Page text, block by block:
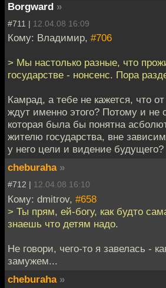
Borgward »
#711 | 12.04.08 16:09
Кому: Владимир, #706
> Мы настолько разные, что
государстве - нонсенс. Пора
Камрад, а тебе не кажется, что
ждут именно этого? Потому и не
которая была бы понятна
жителю государства, вне
у него цели и видение будущего?
cheburaha »
#712 | 12.04.08 16:10
Кому: dmitrov, #658
> Ты прям, ей-богу, как будто
знаешь что детям надо.
Не говори, чего-то я завелась -
замужем...
cheburaha »